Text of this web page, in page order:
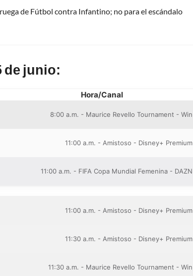
de Fútbol contra Infantino; no para el escándalo
de junio:
Hora/Canal
8:00 a.m. - Maurice Revello Tournament - Win
11:00 a.m. - Amistoso - Disney+ Premium
11:00 a.m. - FIFA Copa Mundial Femenina - DAZN
11:00 a.m. - Amistoso - Disney+ Premium
11:30 a.m. - Amistoso - Disney+ Premium
11:30 a.m. - Maurice Revello Tournament - Win